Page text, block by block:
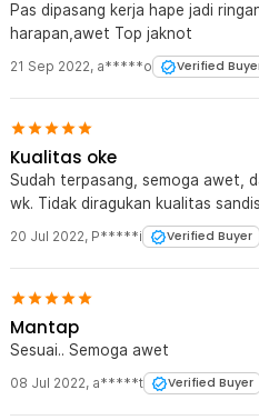
Pas dipasang kerja hape jadi
harapan,awet Top jaknot
21 Sep 2022, a*****o Verified
Kualitas oke
Sudah terpasang, semoga awet,
wk. Tidak diragukan kualitas
20 Jul 2022, P*****i Verified Buyer
Mantap
Sesuai.. Semoga awet
08 Jul 2022, a*****t Verified Buyer